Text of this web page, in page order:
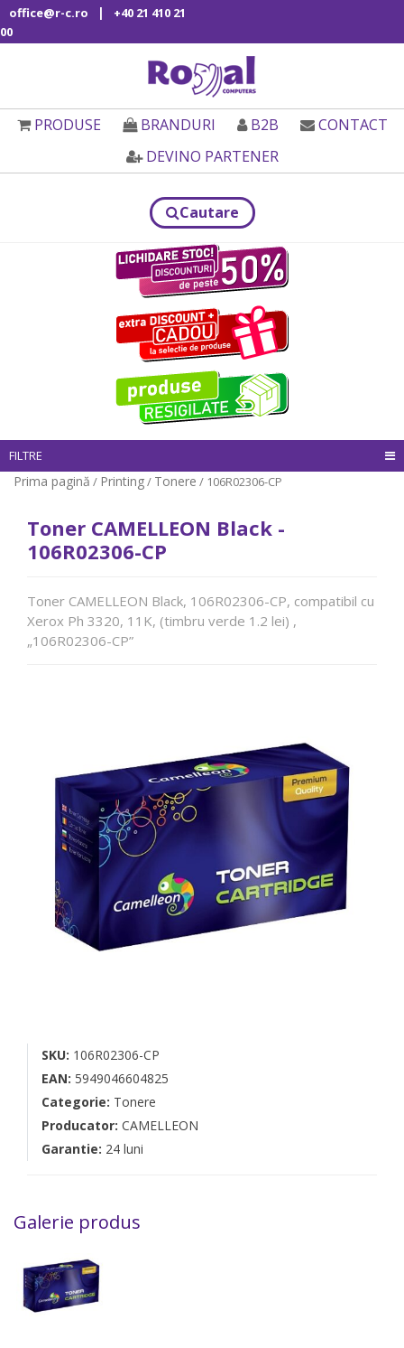
office@r-c.ro |
+40 21 410 21
00
PRODUSE BRANDURI B2B
CONTACT
DEVINO PARTENER
Cautare
FILTRE
Prima pagină / Printing/ Tonere / 106R02306-CP
Toner CAMELLEON Black -
106R02306-CP
Toner CAMELLEON Black, 106R02306-CP, compatibil cu
Xerox Ph 3320, 11K, (timbru verde 1.2 lei) ,
„106R02306-CP”
SKU: 106R02306-CP
EAN: 5949046604825
Categorie: Tonere
Producator: CAMELLEON
Garantie: 24 luni
Galerie produs